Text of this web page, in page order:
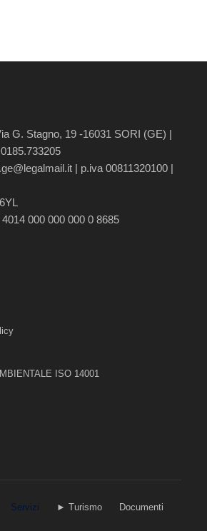
G. Stagno, 19 -16031 SORI (GE) |
| p.iva 00811320100 |
4014 000 000 000 0 8685
ISO 14001
Servizi ► Turismo Documenti